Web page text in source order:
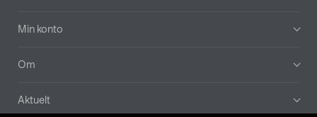
Min konto
Om
Aktuelt